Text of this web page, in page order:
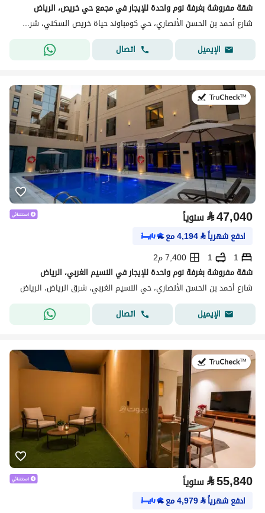
شقة مفروشة بغرفة نوم واحدة للإيجار في مجمع حي خريص، الرياض
شارع أحمد بن الحسن الأنصاري، حي كومباوند حياة خريص السكني، شرق الرياض، الرياض
الإيميل
اتصال
في:21 يوليو 2026
⃁47,040 سنوياً
ادفع شهرياً⃁
4,194مع
1
1
7,400 م2
شقة مفروشة بغرفة نوم واحدة للإيجار في النسيم الغربي، الرياض
شارع أحمد بن الحسن الأنصاري، حي النسيم الغربي، شرق الرياض، الرياض
الإيميل
اتصال
في:21 يوليو 2026
⃁55,840 سنوياً
ادفع شهرياً⃁
4,979مع